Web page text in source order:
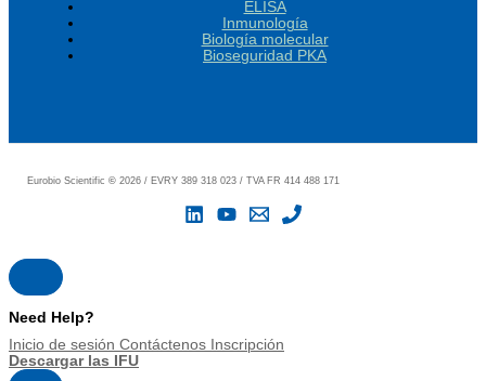
ELISA
Inmunología
Biología molecular
Bioseguridad PKA
Eurobio Scientific© 2026 / EVRY 389 318 023 / TVA FR 414 488 171
Need Help?
Inicio de sesión Contáctenos Inscripción
Descargar las IFU